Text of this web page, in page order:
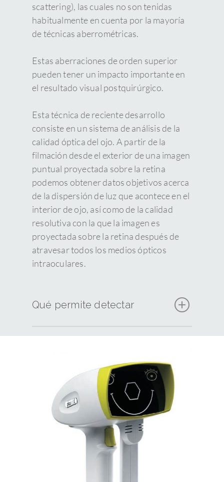
scattering), las cuales no son tenidas
habitualmente en cuenta por la mayoría
de técnicas aberrométricas.
Estas aberraciones de orden superior
pueden tener un impacto importante en
el resultado visual postquirúrgico.
Esta técnica de reciente desarrollo
consiste en un sistema de análisis de la
calidad óptica del ojo. A partir de la
filmación desde el exterior de una imagen
puntual proyectada sobre la retina
podemos obtener datos objetivos acerca
de la dispersión de luz que acontece en el
interior de ojo, así como de la calidad
resolutiva con la que la imagen es
proyectada sobre la retina después de
atravesar todos los medios ópticos
intraoculares.
Qué permite detectar
El índice de dispersión ocular
mide la dispersión que acontece
dentro del globo ocular y que
depende fundamentalmente de la
existencia y grado de evolución de
la catarata. Se trata pues de un